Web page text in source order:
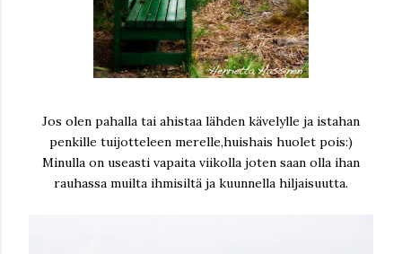
Jos olen pahalla tai ahistaa lähden kävelylle ja istahan
penkille tuijotteleen merelle,huishais huolet pois:)
Minulla on useasti vapaita viikolla joten saan olla ihan
rauhassa muilta ihmisiltä ja kuunnella hiljaisuutta.